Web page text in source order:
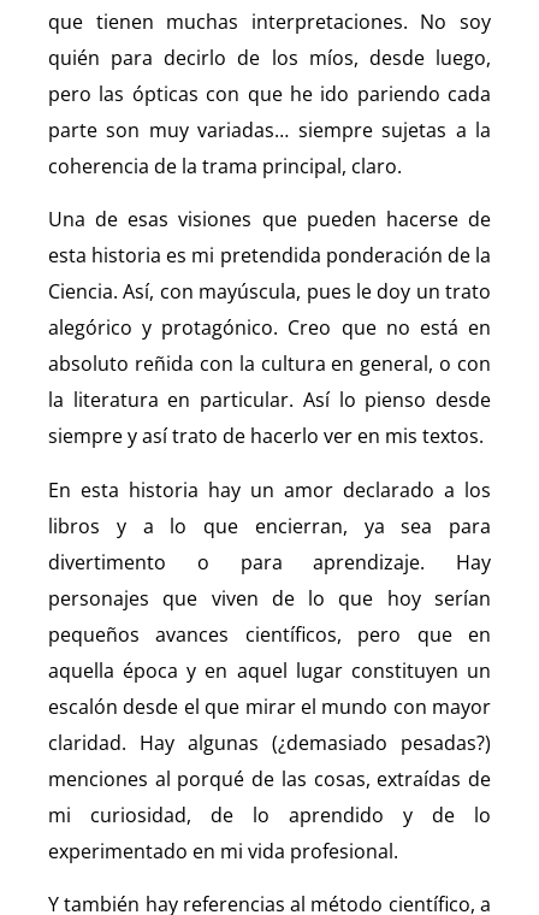
que tienen muchas interpretaciones. No soy
quién para decirlo de los míos, desde luego,
pero las ópticas con que he ido pariendo cada
parte son muy variadas… siempre sujetas a la
coherencia de la trama principal, claro.
Una de esas visiones que pueden hacerse de
esta historia es mi pretendida ponderación de la
Ciencia. Así, con mayúscula, pues le doy un trato
alegórico y protagónico. Creo que no está en
absoluto reñida con la cultura en general, o con
la literatura en particular. Así lo pienso desde
siempre y así trato de hacerlo ver en mis textos.
En esta historia hay un amor declarado a los
libros y a lo que encierran, ya sea para
divertimento o para aprendizaje. Hay
personajes que viven de lo que hoy serían
pequeños avances científicos, pero que en
aquella época y en aquel lugar constituyen un
escalón desde el que mirar el mundo con mayor
claridad. Hay algunas (¿demasiado pesadas?)
menciones al porqué de las cosas, extraídas de
mi curiosidad, de lo aprendido y de lo
experimentado en mi vida profesional.
Y también hay referencias al método científico, a